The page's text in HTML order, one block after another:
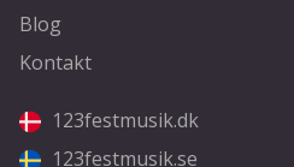
Blog
Kontakt
123festmusik.dk
123festmusik.se